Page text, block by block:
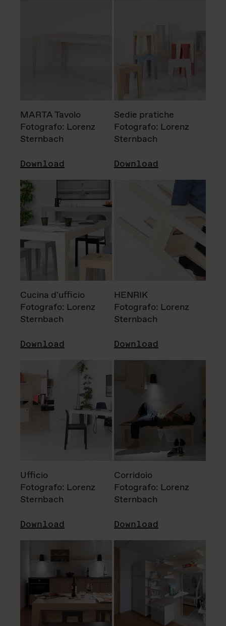
MARTA Tavolo
Fotografo: Lorenz
Sternbach
Download
Sedie pratiche
Fotografo: Lorenz
Sternbach
Download
Cucina d'ufficio
Fotografo: Lorenz
Sternbach
Download
HENRIK
Fotografo: Lorenz
Sternbach
Download
Ufficio
Fotografo: Lorenz
Sternbach
Download
Corridoio
Fotografo: Lorenz
Sternbach
Download